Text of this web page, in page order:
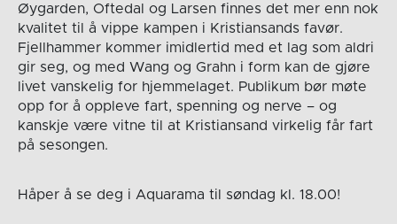
Øygarden, Oftedal og Larsen finnes det mer enn nok
kvalitet til å vippe kampen i Kristiansands favør.
Fjellhammer kommer imidlertid med et lag som aldri
gir seg, og med Wang og Grahn i form kan de gjøre
livet vanskelig for hjemmelaget. Publikum bør møte
opp for å oppleve fart, spenning og nerve – og
kanskje være vitne til at Kristiansand virkelig får fart
på sesongen.
Håper å se deg i Aquarama til søndag kl. 18.00!